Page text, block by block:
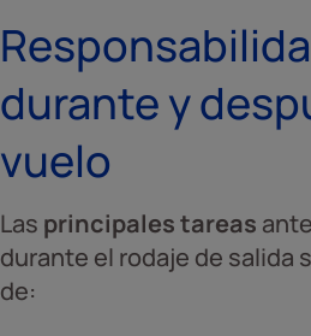
durante y
vuelo
Las principales tareas
durante el rodaje de salida
de: